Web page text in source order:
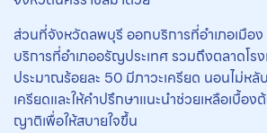
ส่วนที่จังหวัดลพบุรี ออกบริการที่อำเภอเมือ
บริการที่อำเภออรัญประเทศ รวมถึงตลาดโร
ประมาณร้อยละ 50 มีภาวะเครียด นอนไม่หลั
เครียดและให้คำปรึกษาแนะนำช่วยเหลือเบื้อ
ญาติเพื่อให้สบายใจขึ้น